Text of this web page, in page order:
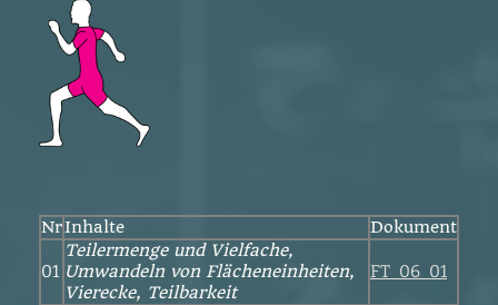
NrInhalte Dokument
01
Teilermenge und Vielfache,
Umwandeln von Flächeneinheiten,
Vierecke, Teilbarkeit
FT_06_01